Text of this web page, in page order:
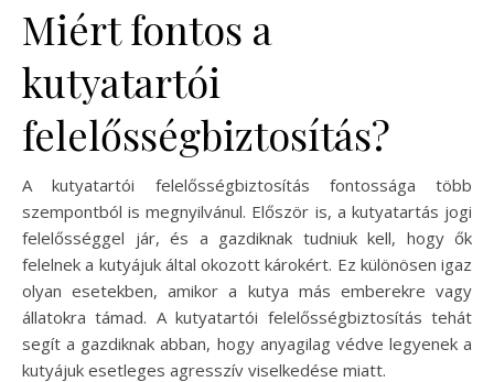
Miért fontos a
kutyatartói
felelősségbiztosítás?
A kutyatartói felelősségbiztosítás fontossága több
szempontból is megnyilvánul. Először is, a kutyatartás jogi
felelősséggel jár, és a gazdiknak tudniuk kell, hogy ők
felelnek a kutyájuk által okozott károkért. Ez különösen igaz
olyan esetekben, amikor a kutya más emberekre vagy
állatokra támad. A kutyatartói felelősségbiztosítás tehát
segít a gazdiknak abban, hogy anyagilag védve legyenek a
kutyájuk esetleges agresszív viselkedése miatt.